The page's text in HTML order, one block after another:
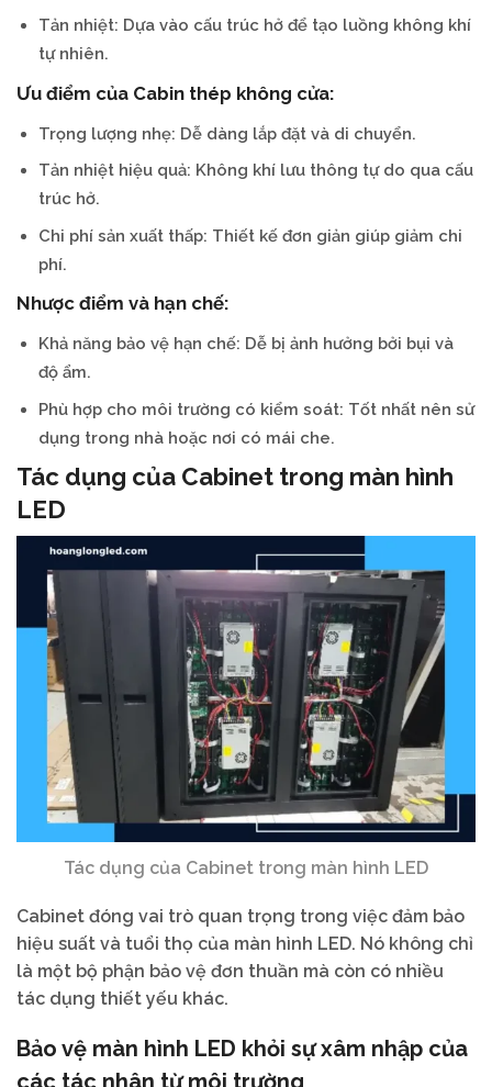
Tản nhiệt: Dựa vào cấu trúc hở để tạo luồng không khí
tự nhiên.
Ưu điểm của Cabin thép không cửa:
Trọng lượng nhẹ: Dễ dàng lắp đặt và di chuyển.
Tản nhiệt hiệu quả: Không khí lưu thông tự do qua cấu
trúc hở.
Chi phí sản xuất thấp: Thiết kế đơn giản giúp giảm chi
phí.
Nhược điểm và hạn chế:
Khả năng bảo vệ hạn chế: Dễ bị ảnh hưởng bởi bụi và
độ ẩm.
Phù hợp cho môi trường có kiểm soát: Tốt nhất nên sử
dụng trong nhà hoặc nơi có mái che.
Tác dụng của Cabinet trong màn hình
LED
Tác dụng của Cabinet trong màn hình LED
Cabinet đóng vai trò quan trọng trong việc đảm bảo
hiệu suất và tuổi thọ của màn hình LED. Nó không chỉ
là một bộ phận bảo vệ đơn thuần mà còn có nhiều
tác dụng thiết yếu khác.
Bảo vệ màn hình LED khỏi sự xâm nhập của